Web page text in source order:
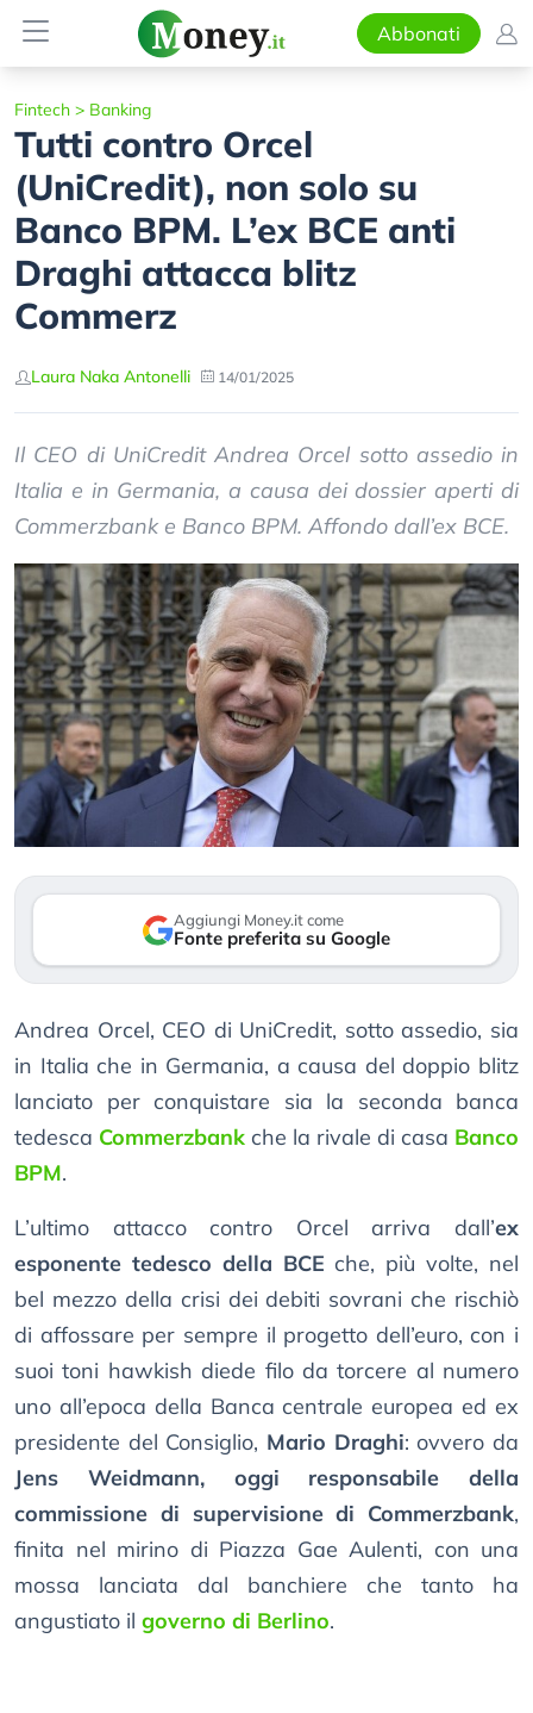
Abbonati
Fintech > Banking
Tutti contro Orcel
(UniCredit), non solo su
Banco BPM. L’ex BCE anti
Draghi attacca blitz
Commerz
Laura Naka Antonelli 14/01/2025
Il CEO di UniCredit Andrea Orcel sotto assedio in
Italia e in Germania, a causa dei dossier aperti di
Commerzbank e Banco BPM. Affondo dall’ex BCE.
Aggiungi Money.it come
Fonte preferita su Google
Andrea Orcel, CEO di UniCredit, sotto assedio, sia
in Italia che in Germania, a causa del doppio blitz
lanciato per conquistare sia la seconda banca
tedesca Commerzbank che la rivale di casa Banco
BPM.
L’ultimo attacco contro Orcel arriva dall’ex
esponente tedesco della BCE che, più volte, nel
bel mezzo della crisi dei debiti sovrani che rischiò
di affossare per sempre il progetto dell’euro, con i
suoi toni hawkish diede filo da torcere al numero
uno all’epoca della Banca centrale europea ed ex
presidente del Consiglio, Mario Draghi: ovvero da
Jens Weidmann, oggi responsabile della
commissione di supervisione di Commerzbank,
finita nel mirino di Piazza Gae Aulenti, con una
mossa lanciata dal banchiere che tanto ha
angustiato il governo di Berlino.